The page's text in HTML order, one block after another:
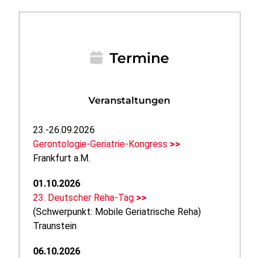
Termine
Veranstaltungen
23.-26.09.2026
Gerontologie-Geriatrie-Kongress >>
Frankfurt a.M.
01.10.2026
23. Deutscher Reha-Tag >>
(Schwerpunkt: Mobile Geriatrische Reha)
Traunstein
06.10.2026